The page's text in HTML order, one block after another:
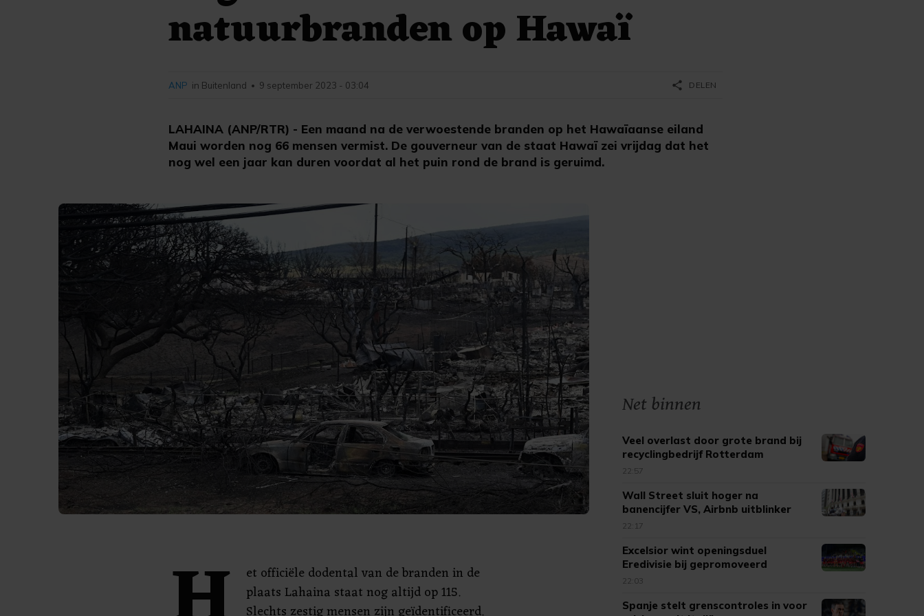
natuurbranden op Hawaï
LAHAINA (ANP/RTR) - Een maand na de verwoestende branden op het Hawaïaanse eiland
Maui worden nog 66 mensen vermist. De gouverneur van de staat Hawaï zei vrijdag dat het
nog wel een jaar kan duren voordat al het puin rond de brand is geruimd.
ANP in Buitenland • 9 september 2023 - 03:04 share DELEN
et officiële dodental van de branden in de
plaats Lahaina staat nog altijd op 115.
Net binnen
Veel overlast door grote brand bij
recyclingbedrijf Rotterdam
22:57
Wall Street sluit hoger na
banencijfer VS, Airbnb uitblinker
22:17
Excelsior wint openingsduel
Eredivisie bij gepromoveerd
Cambuur
22:03
Spanje stelt grenscontroles in voor